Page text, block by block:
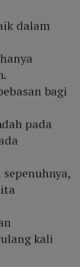
dalam
bagi
pada
kali